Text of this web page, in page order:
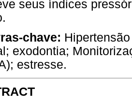
seus índices
chave:
exodontia;
estresse.